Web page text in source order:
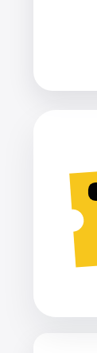
Артисты
Рейтинги